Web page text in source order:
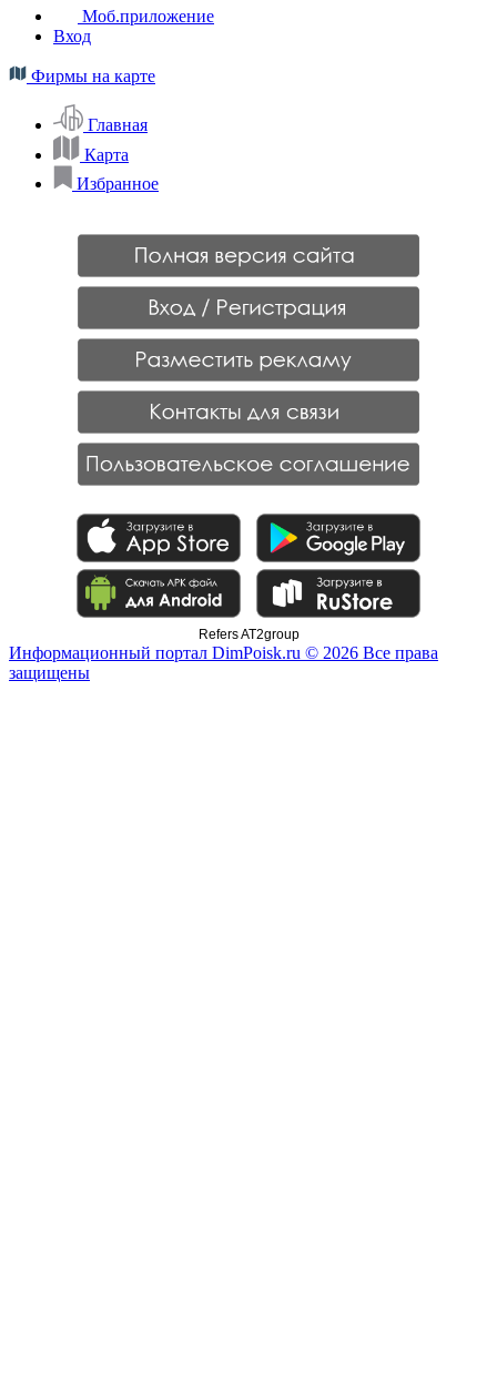
Моб.приложение
Вход
Фирмы на карте
Главная
Карта
Избранное
Refers AT2group
Информационный портал DimPoisk.ru © 2026 Все права
защищены